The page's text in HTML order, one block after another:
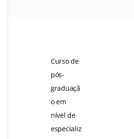
Curso de
pós-
graduaçã
o em
nível de
especializ